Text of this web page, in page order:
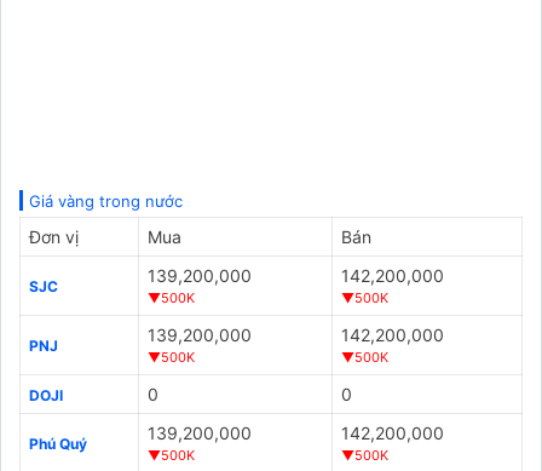
Giá vàng trong nước
Đơn vị Mua Bán
SJC
139,200,000
▼500K
142,200,000
▼500K
PNJ
139,200,000
▼500K
142,200,000
▼500K
DOJI 0 0
Phú Quý
139,200,000
▼500K
142,200,000
▼500K